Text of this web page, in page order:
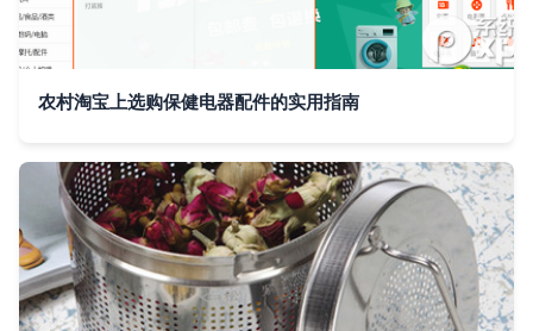
农村淘宝上选购保健电器配件的实用指南